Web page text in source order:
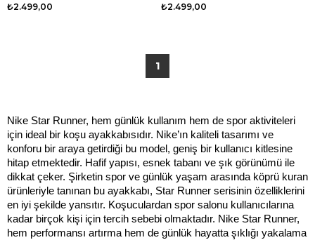
₺2.499,00
₺2.499,00
1
Nike Star Runner, hem günlük kullanım hem de spor aktiviteleri
için ideal bir koşu ayakkabısıdır. Nike’ın kaliteli tasarımı ve
konforu bir araya getirdiği bu model, geniş bir kullanıcı kitlesine
hitap etmektedir. Hafif yapısı, esnek tabanı ve şık görünümü ile
dikkat çeker. Şirketin spor ve günlük yaşam arasında köprü kuran
ürünleriyle tanınan bu ayakkabı, Star Runner serisinin özelliklerini
en iyi şekilde yansıtır. Koşuculardan spor salonu kullanıcılarına
kadar birçok kişi için tercih sebebi olmaktadır. Nike Star Runner,
hem performansı artırma hem de günlük hayatta şıklığı yakalama